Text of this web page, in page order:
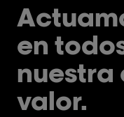
en
nuestra
valor.